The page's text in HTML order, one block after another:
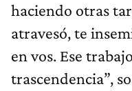
haciendo otras
atravesó, te
en vos. Ese
trascendencia”,